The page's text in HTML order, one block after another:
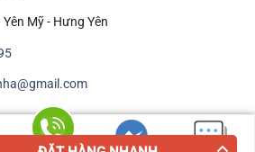
Mỹ - Hưng Yên
Ty TNHH Sản Xuất & Dịch Vụ Thanh Hà